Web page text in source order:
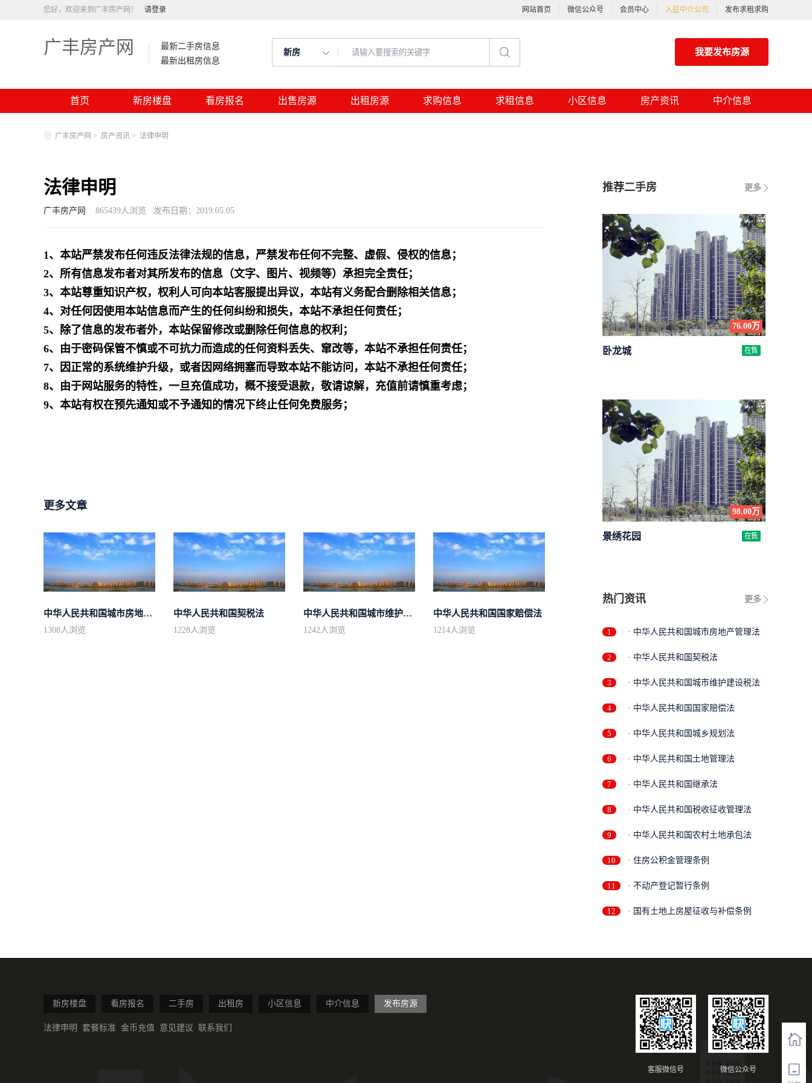
您好，欢迎来到广丰房产网！ 请登录 网站首页 微信公众号 会员中心 入驻中介公司 发布求租求购
广丰房产网
最新二手房信息
最新出租房信息
新房 我要发布房源
首页 新房楼盘 看房报名 出售房源 出租房源 求购信息 求租信息 小区信息 房产资讯 中介信息
广丰房产网 > 房产资讯 > 法律申明
法律申明
广丰房产网 865439人浏览 发布日期：2019.05.05
1、本站严禁发布任何违反法律法规的信息，严禁发布任何不完整、虚假、侵权的信息；
2、所有信息发布者对其所发布的信息（文字、图片、视频等）承担完全责任；
3、本站尊重知识产权，权利人可向本站客服提出异议，本站有义务配合删除相关信息；
4、对任何因使用本站信息而产生的任何纠纷和损失，本站不承担任何责任；
5、除了信息的发布者外，本站保留修改或删除任何信息的权利；
6、由于密码保管不慎或不可抗力而造成的任何资料丢失、窜改等，本站不承担任何责任；
7、因正常的系统维护升级，或者因网络拥塞而导致本站不能访问，本站不承担任何责任；
8、由于网站服务的特性，一旦充值成功，概不接受退款，敬请谅解，充值前请慎重考虑；
9、本站有权在预先通知或不予通知的情况下终止任何免费服务；
更多文章
中华人民共和国城市房地产管理法
1308人浏览
中华人民共和国契税法
1228人浏览
中华人民共和国城市维护建设税法
1242人浏览
中华人民共和国国家赔偿法
1214人浏览
更多
推荐二手房
76.00万
卧龙城 在售
98.00万
景绣花园 在售
更多
热门资讯
1 · 中华人民共和国城市房地产管理法
2 · 中华人民共和国契税法
3 · 中华人民共和国城市维护建设税法
4 · 中华人民共和国国家赔偿法
5 · 中华人民共和国城乡规划法
6 · 中华人民共和国土地管理法
7 · 中华人民共和国继承法
8 · 中华人民共和国税收征收管理法
9 · 中华人民共和国农村土地承包法
10 · 住房公积金管理条例
11 · 不动产登记暂行条例
12 · 国有土地上房屋征收与补偿条例
新房楼盘 看房报名 二手房 出租房 小区信息 中介信息 发布房源
法律申明 套餐标准 金币充值 意见建议 联系我们
微信公众号
客服微信号